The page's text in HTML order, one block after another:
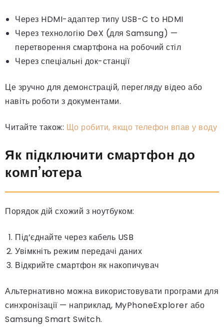
Через HDMI-адаптер типу USB-C to HDMI
Через технологію DeX (для Samsung) —
перетворення смартфона на робочий стіл
Через спеціальні док-станції
Це зручно для демонстрацій, перегляду відео або
навіть роботи з документами.
Читайте також: Що робити, якщо телефон впав у воду
Як підключити смартфон до
комп’ютера
Порядок дій схожий з ноутбуком:
Під’єднайте через кабель USB
Увімкніть режим передачі даних
Відкрийте смартфон як накопичувач
Альтернативно можна використовувати програми для
синхронізації — наприклад, MyPhoneExplorer або
Samsung Smart Switch.